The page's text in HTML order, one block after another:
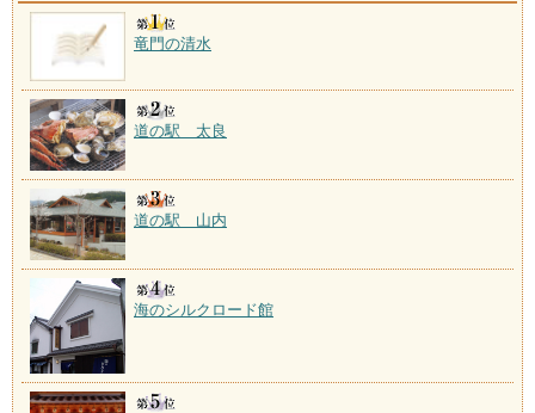
竜門の清水
道の駅 太良
道の駅 山内
海のシルクロード館